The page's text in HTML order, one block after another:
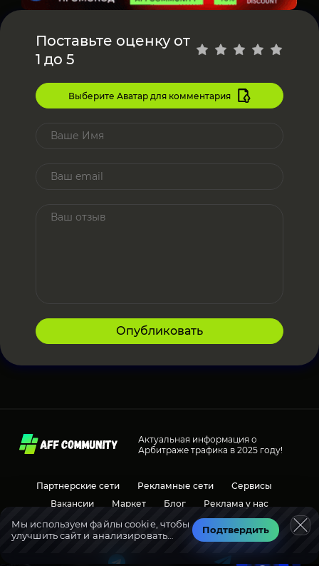
Поставьте оценку от
1 до 5
Выберите Аватар для комментария
Опубликовать
Актуальная информация о
Арбитраже трафика в 2025 году!
Партнерские сети Рекламные сети
Сервисы
Вакансии
Маркет Блог Реклама у нас
Социальные сети Обсуждения
Мы используем файлы cookie, чтобы
улучшить сайт и анализировать
Подтвердить